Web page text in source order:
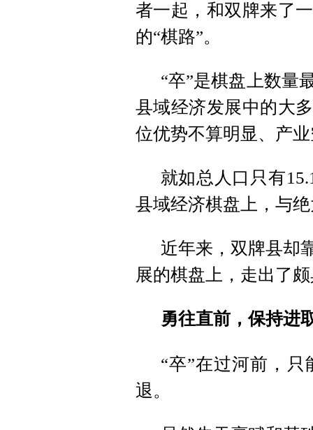
者一起，和双牌来了
的“棋路”。
“卒”是棋盘上数量
县域经济发展中的大
位优势不算明显、产
就如总人口只有
县域经济棋盘上，与
近年来，双牌县却
展的棋盘上，走出了
勇往直前，保持进
“卒”在过河前，
退。